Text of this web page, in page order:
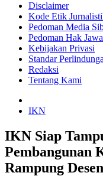
Disclaimer
Kode Etik
Pedoman Media
Pedoman Hak
Kebijakan Privasi
Standar
Redaksi
Tentang Kami
IKN
IKN Siap
Pembangunan
Rampung